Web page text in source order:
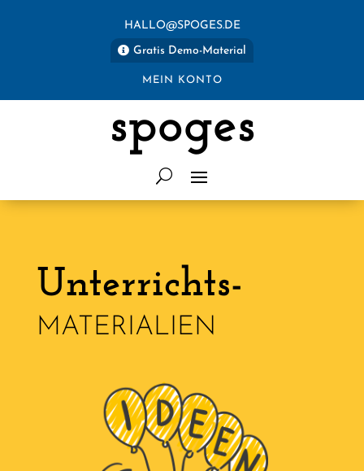
HALLO@SPOGES.DE
Gratis Demo-Material
MEIN KONTO
spoges
Unterrichts-
MATERIALIEN